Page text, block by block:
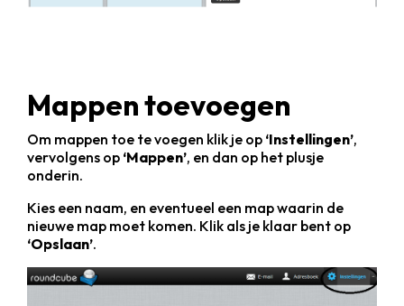
Mappen toevoegen
Om mappen toe te voegen klik je op ‘Instellingen’,
vervolgens op ‘Mappen’, en dan op het plusje
onderin.
Kies een naam, en eventueel een map waarin de
nieuwe map moet komen. Klik als je klaar bent op
‘Opslaan’.